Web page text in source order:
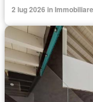
2 lug 2026 in